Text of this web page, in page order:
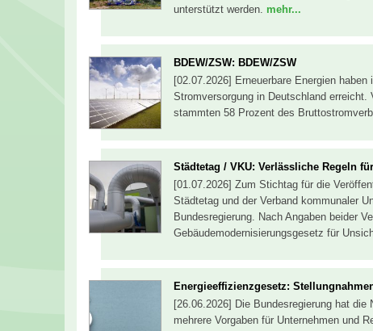
unterstützt werden. mehr...
BDEW/ZSW: BDEW/ZSW
[02.07.2026] Erneuerbare Energien
Stromversorgung in Deutschland
stammten 58 Prozent des
Städtetag / VKU: Verlässliche Regeln
[01.07.2026] Zum Stichtag für die
Städtetag und der Verband kommunaler
Bundesregierung. Nach Angaben beider
Gebäudemodernisierungsgesetz für
Energieeffizienzgesetz:
[26.06.2026] Die Bundesregierung hat
mehrere Vorgaben für Unternehmen und